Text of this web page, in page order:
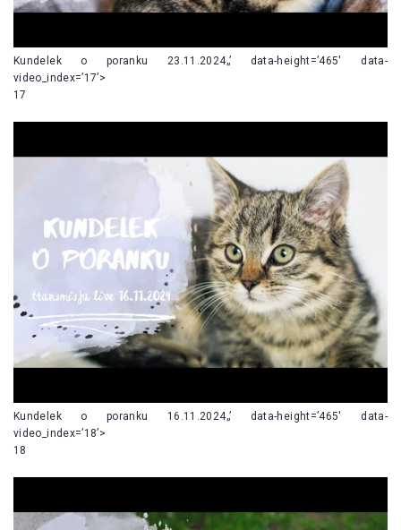
Kundelek o poranku 23.11.2024„’ data-height=’465′ data-
video_index=’17’>
17
Kundelek o poranku 16.11.2024„’ data-height=’465′ data-
video_index=’18’>
18